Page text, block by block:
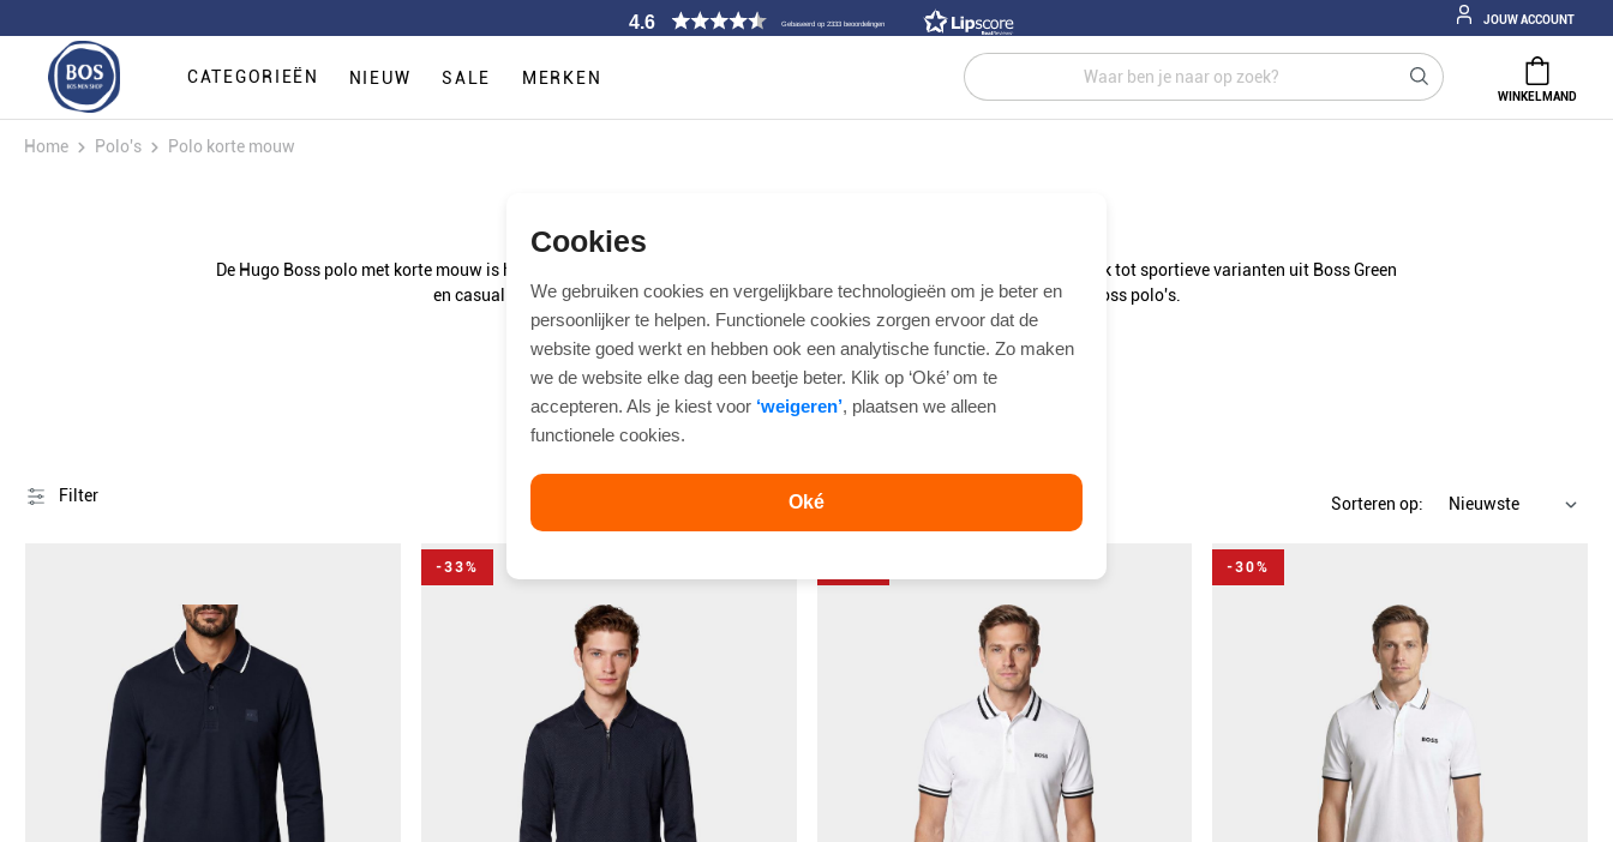
Cookies
We gebruiken cookies en vergelijkbare technologieën om je beter en
persoonlijker te helpen. Functionele cookies zorgen ervoor dat de
website goed werkt en hebben ook een analytische functie. Zo maken
we de website elke dag een beetje beter. Klik op ‘Oké’ om te
accepteren. Als je kiest voor ‘weigeren’, plaatsen we alleen
functionele cookies.
Oké
4.6 Gebaseerd op 2333 beoordelingen JOUW ACCOUNT
CATEGORIEËN NIEUW SALE MERKEN
WINKELMAND
Home Polo's Polo korte mouw
Hugo Boss polo korte mouw
De Hugo Boss polo met korte mouw is het veelzijdigste item voor de zomer. Van klassieke piqué modellen uit Boss Black tot sportieve varianten uit Boss Green
en casual polo's van Boss Orange. Op zoek naar het volledige aanbod? Bekijk alle Hugo Boss polo's.
Alles van Hugo Boss Polo’s
Sorteren op:
Filter
-33% -30%